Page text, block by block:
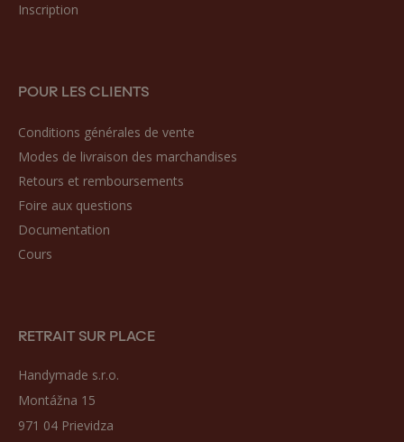
Inscription
POUR LES CLIENTS
Conditions générales de vente
Modes de livraison des marchandises
Retours et remboursements
Foire aux questions
Documentation
Cours
RETRAIT SUR PLACE
Handymade s.r.o.
Montážna 15
971 04 Prievidza